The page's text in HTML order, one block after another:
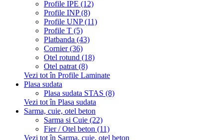
Profile IPE (12)
Profile INP (8)
Profile UNP (11)
Profile T (5)
Platbanda (43)
Cornier (36)
Otel rotund (18)
Otel patrat (8)
Vezi tot în Profile Laminate
Plasa sudata
Plasa sudata STAS (8)
Vezi tot în Plasa sudata
Sarma, cuie, otel beton
Sarma si Cuie (22)
Fier / Otel beton (11)
Vezi tot în Sarma, cuie, otel beton